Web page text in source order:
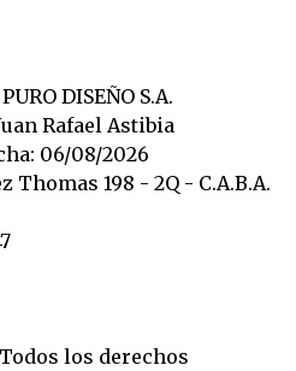
DISEÑO S.A.
Rafael Astibia
06/08/2026
198 - 2Q - C.A.B.A.
los derechos